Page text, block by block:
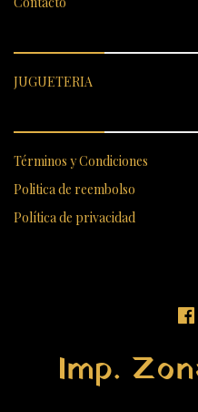
JUGUETERIA
Términos y Condiciones
Politica de reembolso
Política de privacidad
Imp.